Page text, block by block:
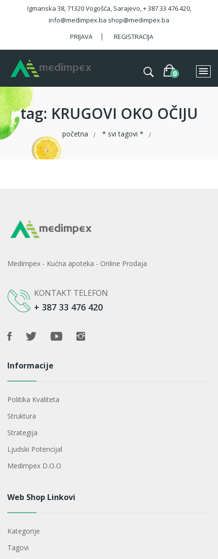
Igmanska 38, 71320 Vogošća, Sarajevo, + 387 33 476 420,
info@medimpex.ba shop@medimpex.ba
PRIJAVA
REGISTRACIJA
tag: KRUGOVI OKO OČIJU
početna * svi tagovi *
Medimpex - Kućna apoteka - Online Prodaja
KONTAKT TELEFON
+ 387 33 476 420
Informacije
Politika Kvaliteta
Struktura
Strategija
Ljudski Potencijal
Medimpex D.o.o
Web Shop Linkovi
Kategorije
Tagovi